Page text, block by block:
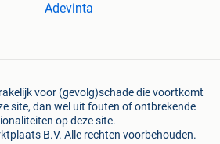
Adevinta
voor (gevolg)schade die voortkomt
site, dan wel uit fouten of ontbrekende
op deze site.
B.V. Alle rechten voorbehouden.